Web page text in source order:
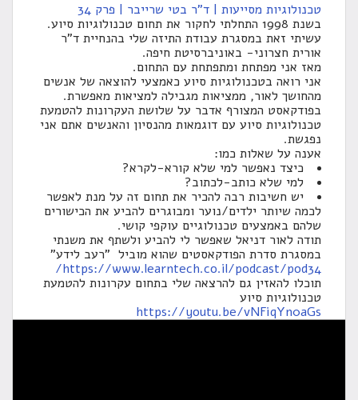
טכנולוגיות מסייעות | ד"ר בטי שרייבר | פרק 34
בשנת 1998 התחלתי לחקור את תחום טכנולוגיות סיוע.
עשיתי זאת במסגרת עבודת התיזה שלי בהנחיית ד"ר
אורית חצרוני- באוניברסיטת חיפה.
מאז אני מפתחת ומתפתחת עם התחום.
אני רואה בטכנולוגיות סיוע כאמצעי להוצאה של אנשים
מהחושך לאור, ממציאות מגבילה למציאות מאפשרת.
בפודקאסט המצורף אדבר על שלושת העקרונות להטמעת
טכנולוגיות סיוע עם דוגמאות מהנסיון והאנשים אתם אני
נפגשת.
אענה על שאלות כמו:
כיצד נאפשר למי שלא קורא-לקרא?
למי שלא כותב-לכתוב?
יש חשיבות רבה להכיר את תחום זה על מנת לאפשר
לכמה שיותר ילדים/נוער ומבוגרים להביע את הכישורים
שלהם באמצעים טכנולוגיים עוקפי קושי.
תודה לאור דניאל שאפשר לי להביע ולשתף את משנתי
במסגרת סדרת הפודקאסטים שהוא מוביל "רעב לידע"
https://www.learntech.co.il/podcast/pod34/
תוכלו להאזין גם להרצאה שלי בתחום עקרונות להטמעת
טכנולוגיות סיוע
https://youtu.be/vNFiqYn0aGs